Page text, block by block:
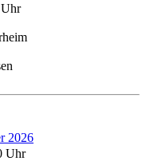
Uhr
2026
Uhr